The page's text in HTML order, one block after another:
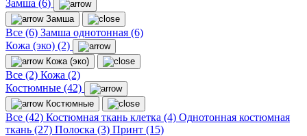
Замша (6)
Замша
Все (6) Замша однотонная (6)
Кожа (эко) (2)
Кожа (эко)
Все (2) Кожа (2)
Костюмные (42)
Костюмные
Все (42) Костюмная ткань клетка (4) Однотонная костюмная
ткань (27) Полоска (3) Принт (15)